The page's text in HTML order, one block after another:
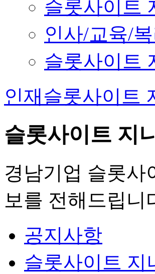
슬롯사이트
인사/교육/
슬롯사이트
인재슬롯사이트
슬롯사이트 지니
경남기업 슬롯사
보를 전해드립니
공지사항
슬롯사이트 지